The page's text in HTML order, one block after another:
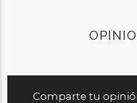
Comparte tu